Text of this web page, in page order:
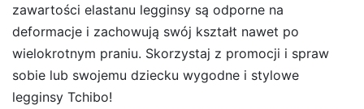
zawartości elastanu legginsy są odporne na
deformacje i zachowują swój kształt nawet po
wielokrotnym praniu. Skorzystaj z promocji i spraw
sobie lub swojemu dziecku wygodne i stylowe
legginsy Tchibo!